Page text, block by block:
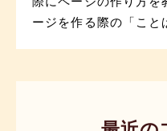
ージを作る際の「こと